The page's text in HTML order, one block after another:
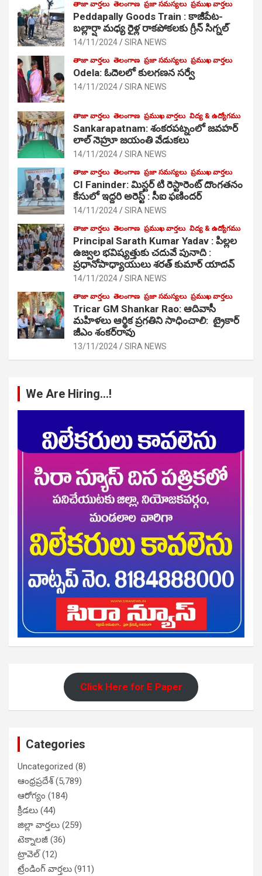
తాజా వార్తలు తెలంగాణ ప్రజా సమస్యలు ప్రముఖ వార్తలు
Peddapally Goods Train : కాజీపేట-
బల్లార్షా మధ్య రైళ్ల రాకపోకలకు గ్రీన్ సిగ్నల్
14/11/2024 SIRA NEWS
తాజా వార్తలు తెలంగాణ ప్రజా సమస్యలు ప్రముఖ వార్తలు
Odela: ఓదెలలో కులగణన సర్వే
14/11/2024 SIRA NEWS
తాజా వార్తలు తెలంగాణ ప్రముఖ వార్తలు విద్య & ఉద్యోగము
Sankarapatnam: శంకరపట్నంలో జవహర్
లాల్ నెహ్రూ జయంతి వేడుకలు
14/11/2024 SIRA NEWS
తాజా వార్తలు తెలంగాణ ప్రజా సమస్యలు ప్రముఖ వార్తలు
CI Faninder: మిస్టర్ టి రెస్టారెంట్ దొంగతనం
కేసులో ఇద్దరి అరెస్ట్ : సీఐ ఫణిందర్
14/11/2024 SIRA NEWS
తాజా వార్తలు తెలంగాణ ప్రముఖ వార్తలు విద్య & ఉద్యోగము
Principal Sarath Kumar Yadav : పిల్లల
ఉజ్వల భవిష్యత్తుకు చదువే పునాది :
ప్రధానోపాధ్యాయులు శరత్ కుమార్ యాదవ్
14/11/2024 SIRA NEWS
తాజా వార్తలు తెలంగాణ ప్రజా సమస్యలు ప్రముఖ వార్తలు
Tricar GM Shankar Rao: ఆదివాసీ
మహిళలు ఆర్థిక ప్రగతిని సాధించాలి: ట్రైకార్
జీఎం శంకర్‌రావు
13/11/2024 SIRA NEWS
We Are Hiring…!
Click Here for E Paper
Categories
Uncategorized (8)
ఆంధ్రప్రదేశ్(5,789)
ఆరోగ్యం (184)
క్రీడలు (44)
జిల్లా వార్తలు (259)
టెక్నాలజీ (36)
ట్రావెల్(12)
ట్రేండింగ్ వార్తలు (911)